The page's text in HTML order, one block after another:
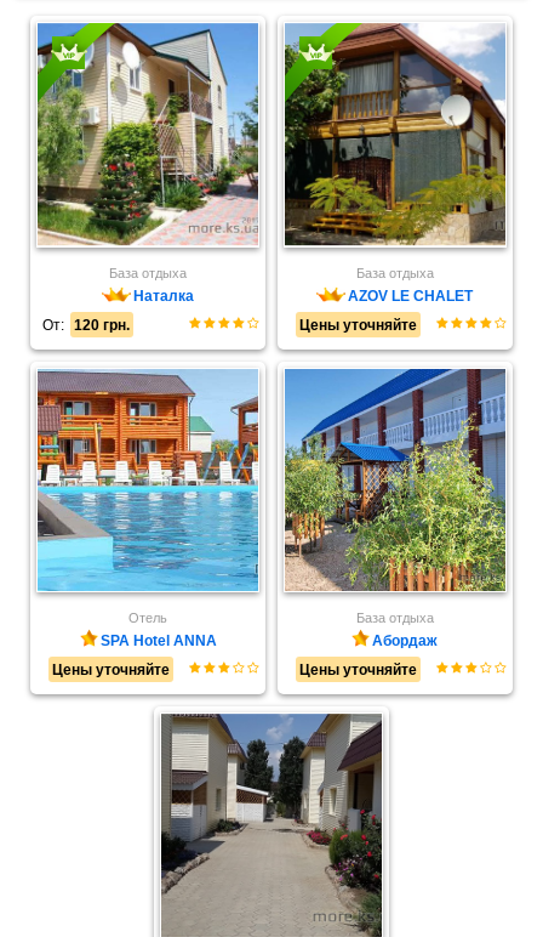
База отдыха
Наталка
От:
120 грн.
База отдыха
AZOV LE CHALET
Цены уточняйте
Отель
SPA Hotel ANNA
Цены уточняйте
База отдыха
Абордаж
Цены уточняйте